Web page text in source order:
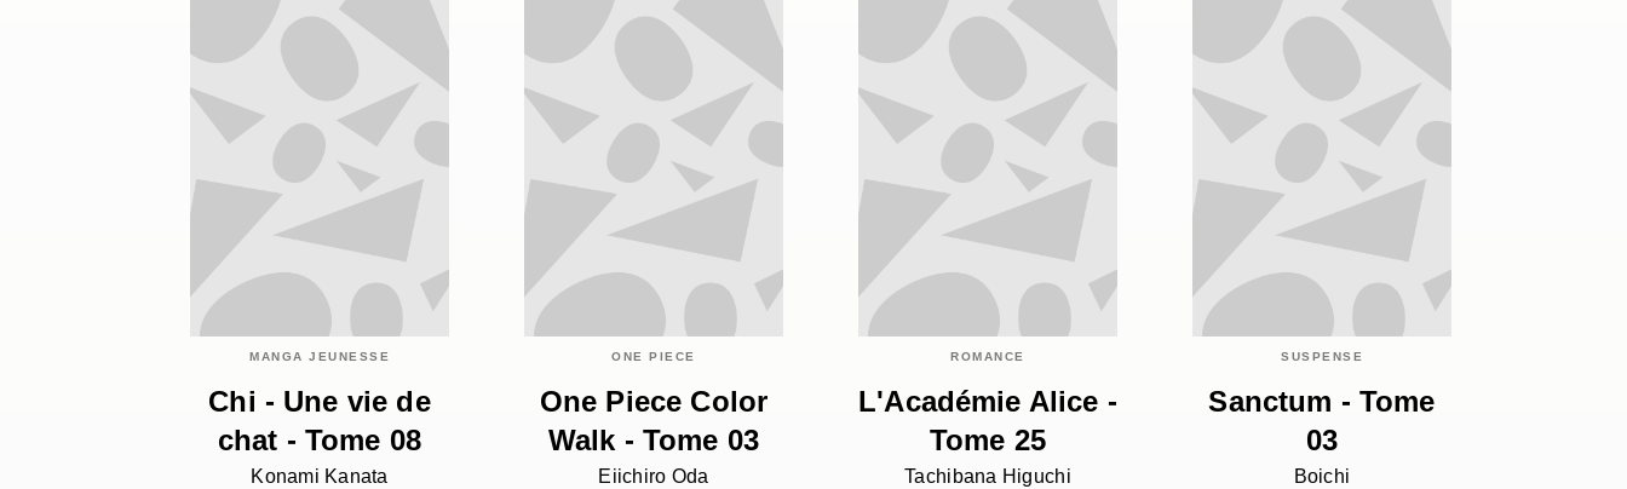
MANGA JEUNESSE
Chi - Une vie de
chat - Tome 08
Konami Kanata
ONE PIECE
One Piece Color
Walk - Tome 03
Eiichiro Oda
ROMANCE
L'Académie Alice -
Tome 25
Tachibana Higuchi
SUSPENSE
Sanctum - Tome
03
Boichi